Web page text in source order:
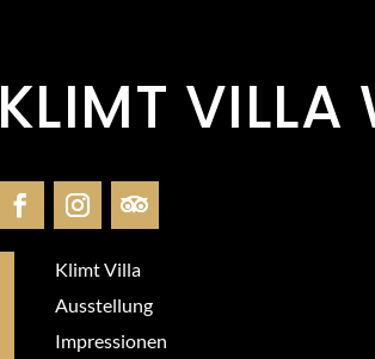
KLIMT VILLA
Klimt Villa
Ausstellung
Impressionen